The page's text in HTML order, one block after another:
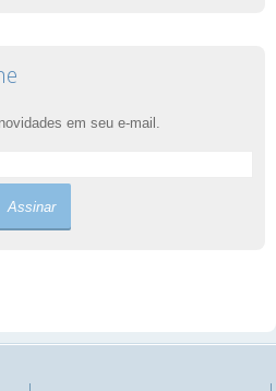
em seu e-mail.